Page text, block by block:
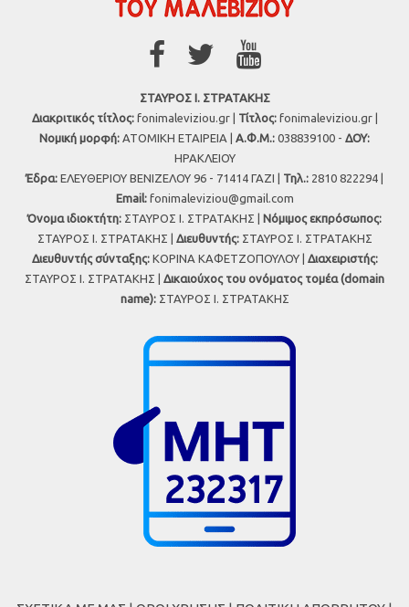
ΣΤΑΥΡΟΣ Ι. ΣΤΡΑΤΑΚΗΣ
Διακριτικός τίτλος:fonimaleviziou.gr | Τίτλος:fonimaleviziou.gr |
Νομική μορφή: ΑΤΟΜΙΚΗ ΕΤΑΙΡΕΙΑ | Α.Φ.Μ.: 038839100 - ΔΟΥ:
ΗΡΑΚΛΕΙΟΥ
Έδρα: ΕΛΕΥΘΕΡΙΟΥ ΒΕΝΙΖΕΛΟΥ 96 - 71414 ΓΑΖΙ | Τηλ.: 2810 822294 |
Εmail: fonimaleviziou@gmail.com
Όνομα ιδιοκτήτη: ΣΤΑΥΡΟΣ Ι. ΣΤΡΑΤΑΚΗΣ | Νόμιμος εκπρόσωπος:
ΣΤΑΥΡΟΣ Ι. ΣΤΡΑΤΑΚΗΣ | Διευθυντής:ΣΤΑΥΡΟΣ Ι. ΣΤΡΑΤΑΚΗΣ
Διευθυντής σύνταξης:ΚΟΡΙΝΑ ΚΑΦΕΤΖΟΠΟΥΛΟΥ | Διαχειριστής:
ΣΤΑΥΡΟΣ Ι. ΣΤΡΑΤΑΚΗΣ | Δικαιούχος του ονόματος τομέα (domain
name):ΣΤΑΥΡΟΣ Ι. ΣΤΡΑΤΑΚΗΣ